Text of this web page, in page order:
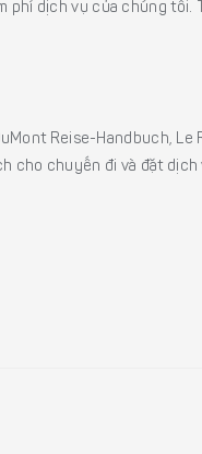
phí dịch vụ của chúng tôi.
Reise-Handbuch, Le
cho chuyến đi và đặt dịch